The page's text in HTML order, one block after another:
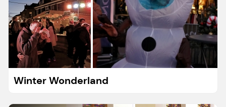
Winter Wonderland